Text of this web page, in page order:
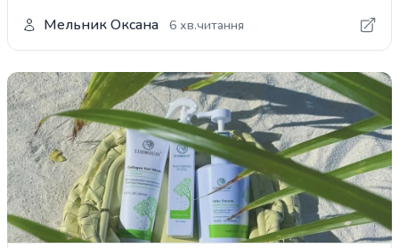
Мельник Оксана
6 хв.читання